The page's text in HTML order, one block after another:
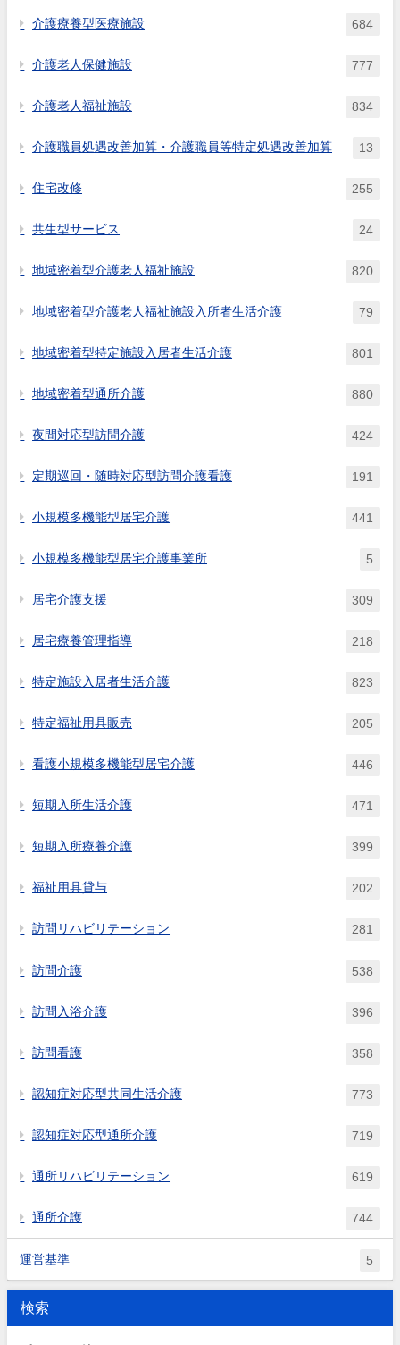
介護療養型医療施設 684
介護老人保健施設 777
介護老人福祉施設 834
介護職員処遇改善加算・介護職員等特定処遇改善加算 13
住宅改修 255
共生型サービス 24
地域密着型介護老人福祉施設 820
地域密着型介護老人福祉施設入所者生活介護 79
地域密着型特定施設入居者生活介護 801
地域密着型通所介護 880
夜間対応型訪問介護 424
定期巡回・随時対応型訪問介護看護 191
小規模多機能型居宅介護 441
小規模多機能型居宅介護事業所 5
居宅介護支援 309
居宅療養管理指導 218
特定施設入居者生活介護 823
特定福祉用具販売 205
看護小規模多機能型居宅介護 446
短期入所生活介護 471
短期入所療養介護 399
福祉用具貸与 202
訪問リハビリテーション 281
訪問介護 538
訪問入浴介護 396
訪問看護 358
認知症対応型共同生活介護 773
認知症対応型通所介護 719
通所リハビリテーション 619
通所介護 744
運営基準 5
検索